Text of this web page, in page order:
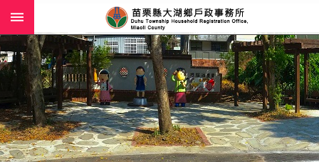
跳到主要內容區塊